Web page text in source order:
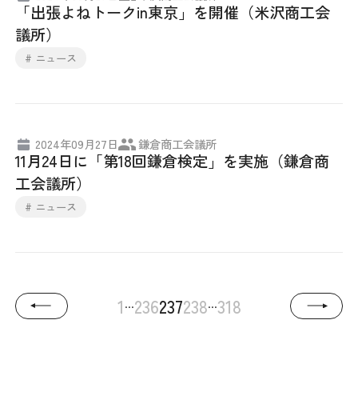
「出張よねトークin東京」を開催（米沢商工会
議所）
# ニュース
2024年09月27日 鎌倉商工会議所
11月24日に「第18回鎌倉検定」を実施（鎌倉商
工会議所）
# ニュース
1...236237238...318